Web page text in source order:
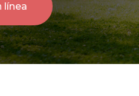
línea